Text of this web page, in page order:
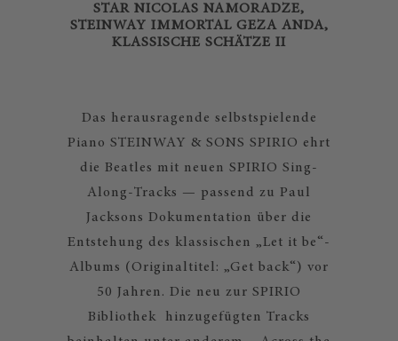
STAR NICOLAS NAMORADZE,
STEINWAY IMMORTAL GEZA ANDA,
KLASSISCHE SCHÄTZE II
Das herausragende selbstspielende
Piano STEINWAY & SONS SPIRIO ehrt
die Beatles mit neuen SPIRIO Sing-
Along-Tracks — passend zu Paul
Jacksons Dokumentation über die
Entstehung des klassischen „Let it be“-
Albums (Originaltitel: „Get back“) vor
50 Jahren. Die neu zur SPIRIO
Bibliothek hinzugefügten Tracks